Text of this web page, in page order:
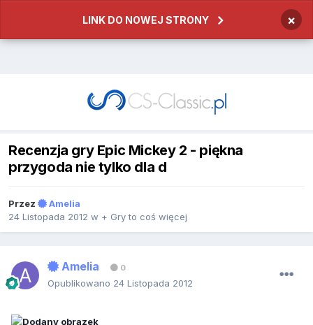
LINK DO NOWEJ STRONY ×
Recenzja gry Epic Mickey 2 - piękna
przygoda nie tylko dla d
Przez
Amelia
24 Listopada 2012 w + Gry to coś więcej
Amelia 0
Opublikowano 24 Listopada 2012